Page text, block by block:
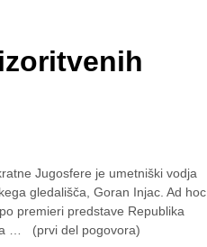
Jugosfere je umetniški vodja
gledališča, Goran Injac. Ad hoc
premieri predstave Republika
… (prvi del pogovora)